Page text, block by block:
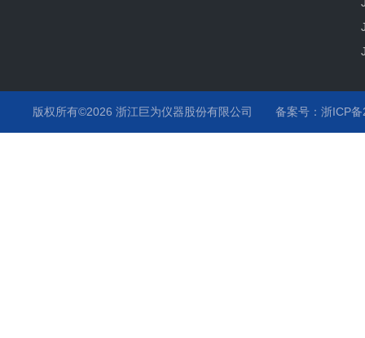
版权所有©2026 浙江巨为仪器股份有限公司 备案号：浙ICP